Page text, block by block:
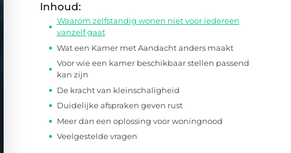
Inhoud:
Waarom zelfstandig wonen niet voor iedereen
vanzelf gaat
Wat een Kamer met Aandacht anders maakt
Voor wie een kamer beschikbaar stellen passend
kan zijn
De kracht van kleinschaligheid
Duidelijke afspraken geven rust
Meer dan een oplossing voor woningnood
Veelgestelde vragen